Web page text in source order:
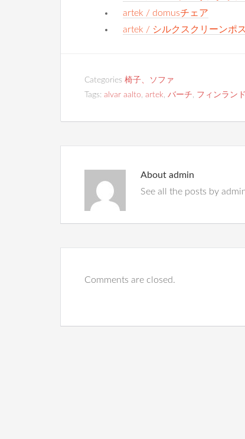
artek / domusチェア
artek / シルクスクリーンポ
Categories 椅子、ソファ
Tags: alvar aalto, artek, バーチ, フィンランド
About admin
See all the posts by
Comments are closed.